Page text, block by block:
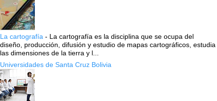
La cartografía - La cartografía es la disciplina que se ocupa del
diseño, producción, difusión y estudio de mapas cartográficos, estudia
las dimensiones de la tierra y l...
Universidades de Santa Cruz Bolivia